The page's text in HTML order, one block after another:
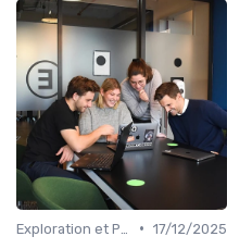
• 17/12/2025